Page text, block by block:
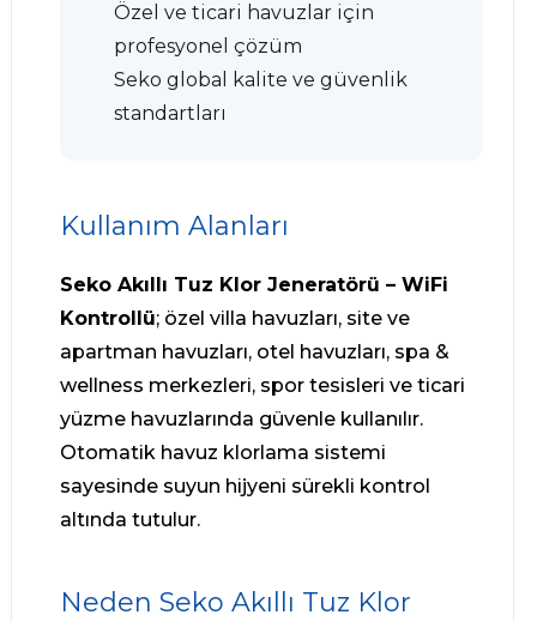
Özel ve ticari havuzlar için
profesyonel çözüm
Seko global kalite ve güvenlik
standartları
Kullanım Alanları
Seko Akıllı Tuz Klor Jeneratörü – WiFi
Kontrollü; özel villa havuzları, site ve
apartman havuzları, otel havuzları, spa &
wellness merkezleri, spor tesisleri ve ticari
yüzme havuzlarında güvenle kullanılır.
Otomatik havuz klorlama sistemi
sayesinde suyun hijyeni sürekli kontrol
altında tutulur.
Neden Seko Akıllı Tuz Klor